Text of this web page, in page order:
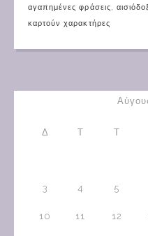
αγαπημένες φράσεις,
καρτούν χαρακτήρες
Δ Τ Τ
3 4 5
10 11 12